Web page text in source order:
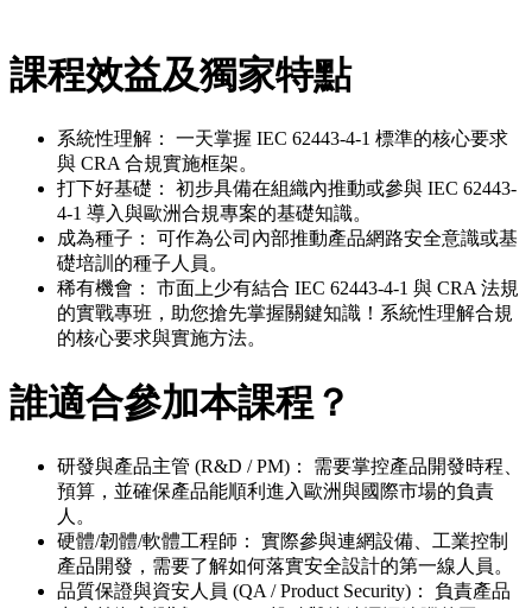
課程效益及獨家特點
系統性理解： 一天掌握 IEC 62443-4-1 標準的核心要求
與 CRA 合規實施框架。
打下好基礎： 初步具備在組織內推動或參與 IEC 62443-
4-1 導入與歐洲合規專案的基礎知識。
成為種子： 可作為公司內部推動產品網路安全意識或基
礎培訓的種子人員。
稀有機會： 市面上少有結合 IEC 62443-4-1 與 CRA 法規
的實戰專班，助您搶先掌握關鍵知識！系統性理解合規
的核心要求與實施方法。
誰適合參加本課程？
研發與產品主管 (R&D / PM)： 需要掌控產品開發時程、
預算，並確保產品能順利進入歐洲與國際市場的負責
人。
硬體/韌體/軟體工程師： 實際參與連網設備、工業控制
產品開發，需要了解如何落實安全設計的第一線人員。
品質保證與資安人員 (QA / Product Security)： 負責產品